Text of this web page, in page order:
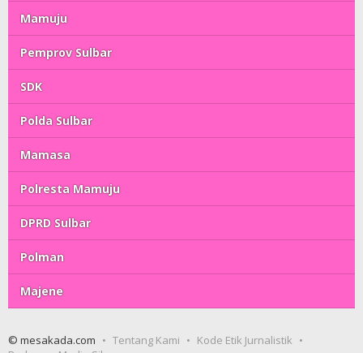
Mamuju
Pemprov Sulbar
SDK
Polda Sulbar
Mamasa
Polresta Mamuju
DPRD Sulbar
Polman
Majene
© mesakada.com Tentang Kami
Kode Etik Jurnalistik